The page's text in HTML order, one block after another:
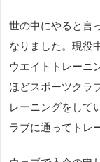
世の中にやると言
なりました。現役
ウエイトトレーニ
ほどスポーツクラ
レーニングをして
ラブに通ってトレ